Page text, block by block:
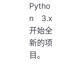
Pytho
n 3.x
开始全
新的项
目。